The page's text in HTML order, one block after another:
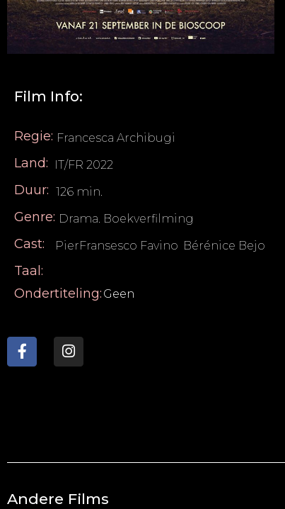
Film Info:
Regie: Francesca Archibugi
Land: IT/FR 2022
Duur: 126 min.
Genre: Drama. Boekverfilming
Cast: PierFransesco Favino Bérénice Bejo
Taal:
Ondertiteling: Geen
Andere Films